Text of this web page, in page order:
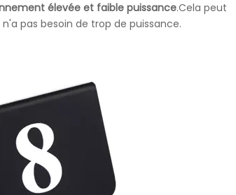
élevée et faible puissance.Cela peut
pas besoin de trop de puissance.